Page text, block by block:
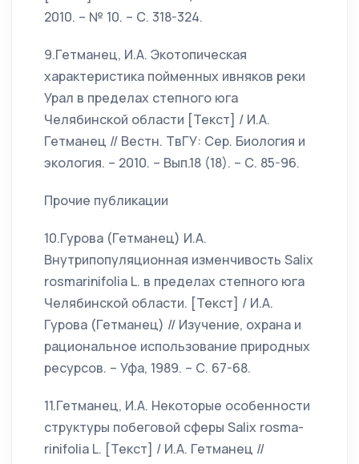
2010. – № 10. – С. 318-324.
9.Гетманец, И.А. Экотопическая
характеристика пойменных ивняков реки
Урал в пределах степного юга
Челябинской области [Текст] / И.А.
Гетманец // Вестн. ТвГУ: Сер. Биология и
экология. – 2010. – Вып.18 (18). – С. 85-96.
Прочие публикации
10.Гурова (Гетманец) И.А.
Внутрипопуляционная изменчивость Salix
rosmarinifolia L. в пределах степного юга
Челябинской области. [Текст] / И.А.
Гурова (Гетманец) // Изучение, охрана и
рациональное использование природных
ресурсов. – Уфа, 1989. – С. 67-68.
11.Гетманец, И.А. Некоторые особенности
структуры побеговой сферы Salix rosma-
rinifolia L. [Текст] / И.А. Гетманец //